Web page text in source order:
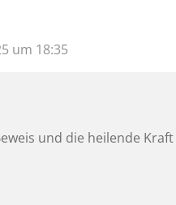
um 18:35
und die heilende